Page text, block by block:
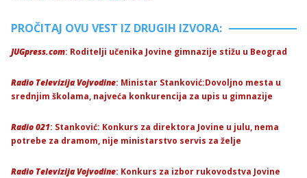
PROČITAJ OVU VEST IZ DRUGIH IZVORA:
JUGpress.com: Roditelji učenika Jovine gimnazije stižu u Beograd
Radio Televizija Vojvodine: Ministar Stanković:Dovoljno mesta u
srednjim školama, najveća konkurencija za upis u gimnazije
Radio 021: Stanković: Konkurs za direktora Jovine u julu, nema
potrebe za dramom, nije ministarstvo servis za želje
Radio Televizija Vojvodine: Konkurs za izbor rukovodstva Jovine